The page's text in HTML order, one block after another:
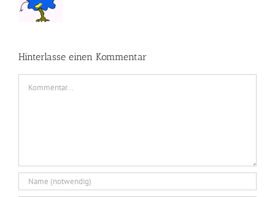
Hinterlasse einen Kommentar